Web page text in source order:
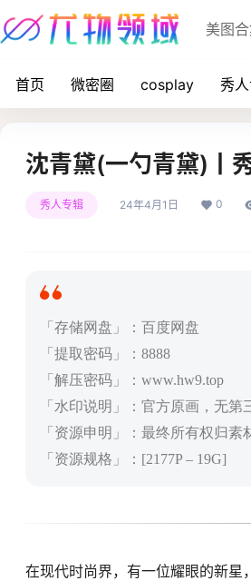
美图
首页 微密圈 cosplay 秀
沈青黛(一勺青黛)丨
秀人专辑 24年4月1日 0
「存储网盘」：百度网盘
「提取密码」：8888
「解压密码」：www.hw9.top
「水印说明」：官方原画，无第
「资源申明」：最终所有权归素
「资源规格」：[2177P – 19G]
在现代时尚界，有一位耀眼的新